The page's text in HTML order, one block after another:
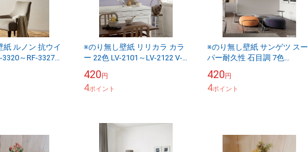
紙 ルノン 抗ウイ
3320～RF-3327
位...
※のり無し壁紙 リリカラ カラ
ー 22色 LV-2101～LV-2122 V-
（購入単位...
420円
4ポイント
※のり無し壁紙 サンゲツ スー
パー耐久性 石目調 7色
FAITH（フェイス） 2025-
2028...
420円
4ポイント